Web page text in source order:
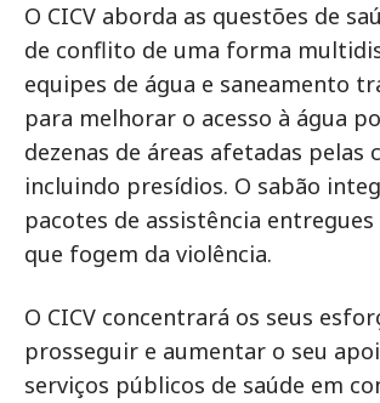
O CICV aborda as questões de
de conflito de uma forma
equipes de água e saneamento
para melhorar o acesso à água
dezenas de áreas afetadas pelas
incluindo presídios. O sabão
pacotes de assistência
que fogem da violência.
O CICV concentrará os seus
prosseguir e aumentar o seu
serviços públicos de saúde em